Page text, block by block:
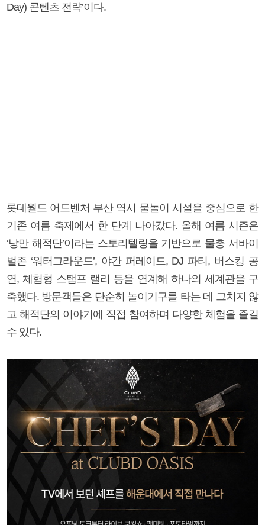
Day) 콘텐츠 전략’이다.
롯데월드 어드벤처 부산 역시 물놀이 시설을 중심으로 한
기존 여름 축제에서 한 단계 나아갔다. 올해 여름 시즌은
‘낭만 해적단’이라는 스토리텔링을 기반으로 물총 서바이
벌존 ‘워터그라운드’, 야간 퍼레이드, DJ 파티, 버스킹 공
연, 체험형 스탬프 랠리 등을 연계해 하나의 세계관을 구
축했다. 방문객들은 단순히 놀이기구를 타는 데 그치지 않
고 해적단의 이야기에 직접 참여하며 다양한 체험을 즐길
수 있다.